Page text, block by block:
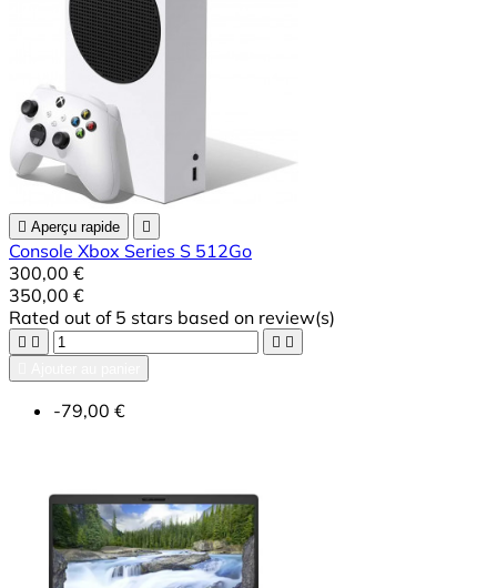
 Aperçu rapide 
Console Xbox Series S 512Go
300,00 €
350,00 €
Rated out of 5 stars based on review(s)
   
-79,00 €